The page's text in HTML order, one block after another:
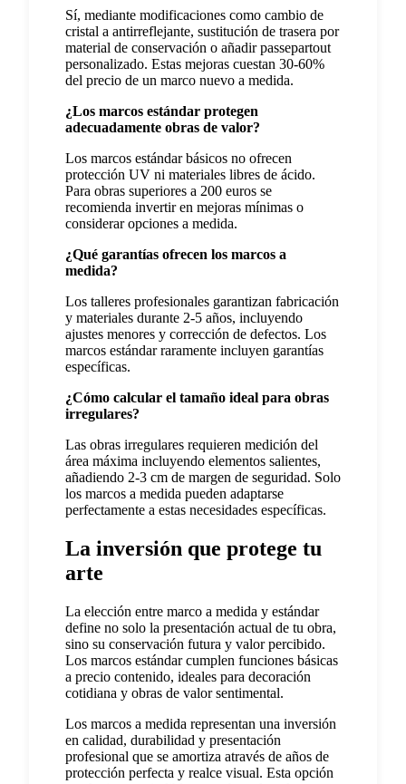
Sí, mediante modificaciones como cambio de
cristal a antirreflejante, sustitución de trasera por
material de conservación o añadir passepartout
personalizado. Estas mejoras cuestan 30-60%
del precio de un marco nuevo a medida.
¿Los marcos estándar protegen
adecuadamente obras de valor?
Los marcos estándar básicos no ofrecen
protección UV ni materiales libres de ácido.
Para obras superiores a 200 euros se
recomienda invertir en mejoras mínimas o
considerar opciones a medida.
¿Qué garantías ofrecen los marcos a
medida?
Los talleres profesionales garantizan fabricación
y materiales durante 2-5 años, incluyendo
ajustes menores y corrección de defectos. Los
marcos estándar raramente incluyen garantías
específicas.
¿Cómo calcular el tamaño ideal para obras
irregulares?
Las obras irregulares requieren medición del
área máxima incluyendo elementos salientes,
añadiendo 2-3 cm de margen de seguridad. Solo
los marcos a medida pueden adaptarse
perfectamente a estas necesidades específicas.
La inversión que protege tu
arte
La elección entre marco a medida y estándar
define no solo la presentación actual de tu obra,
sino su conservación futura y valor percibido.
Los marcos estándar cumplen funciones básicas
a precio contenido, ideales para decoración
cotidiana y obras de valor sentimental.
Los marcos a medida representan una inversión
en calidad, durabilidad y presentación
profesional que se amortiza através de años de
protección perfecta y realce visual. Esta opción